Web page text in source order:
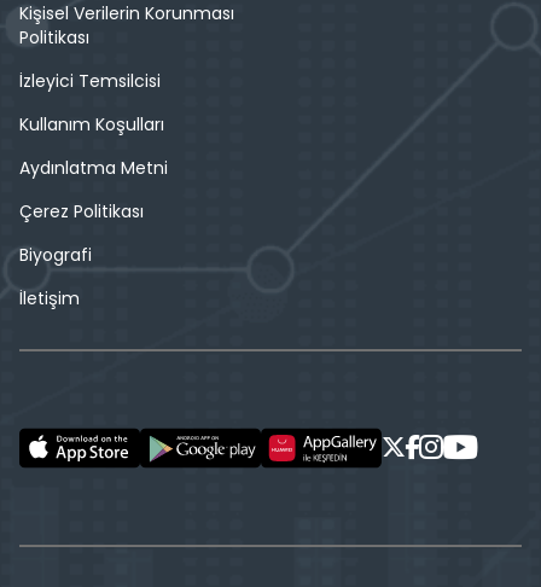
Kişisel Verilerin Korunması
Politikası
İzleyici Temsilcisi
Kullanım Koşulları
Aydınlatma Metni
Çerez Politikası
Biyografi
İletişim